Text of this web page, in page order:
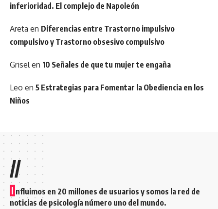
inferioridad. El complejo de Napoleón
Areta en Diferencias entre Trastorno impulsivo
compulsivo y Trastorno obsesivo compulsivo
Grisel en 10 Señales de que tu mujer te engaña
Leo en 5 Estrategias para Fomentar la Obediencia en los
Niños
//
I nfluimos en 20 millones de usuarios y somos la red de
noticias de psicología número uno del mundo.